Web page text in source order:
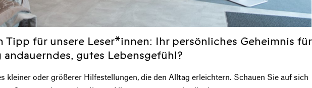
Tipp für unsere Leser*innen: Ihr persönliches Geheimnis für
gutes Lebensgefühl?
kleiner oder größerer Hilfestellungen, die den Alltag erleichtern. Schauen Sie auf sich